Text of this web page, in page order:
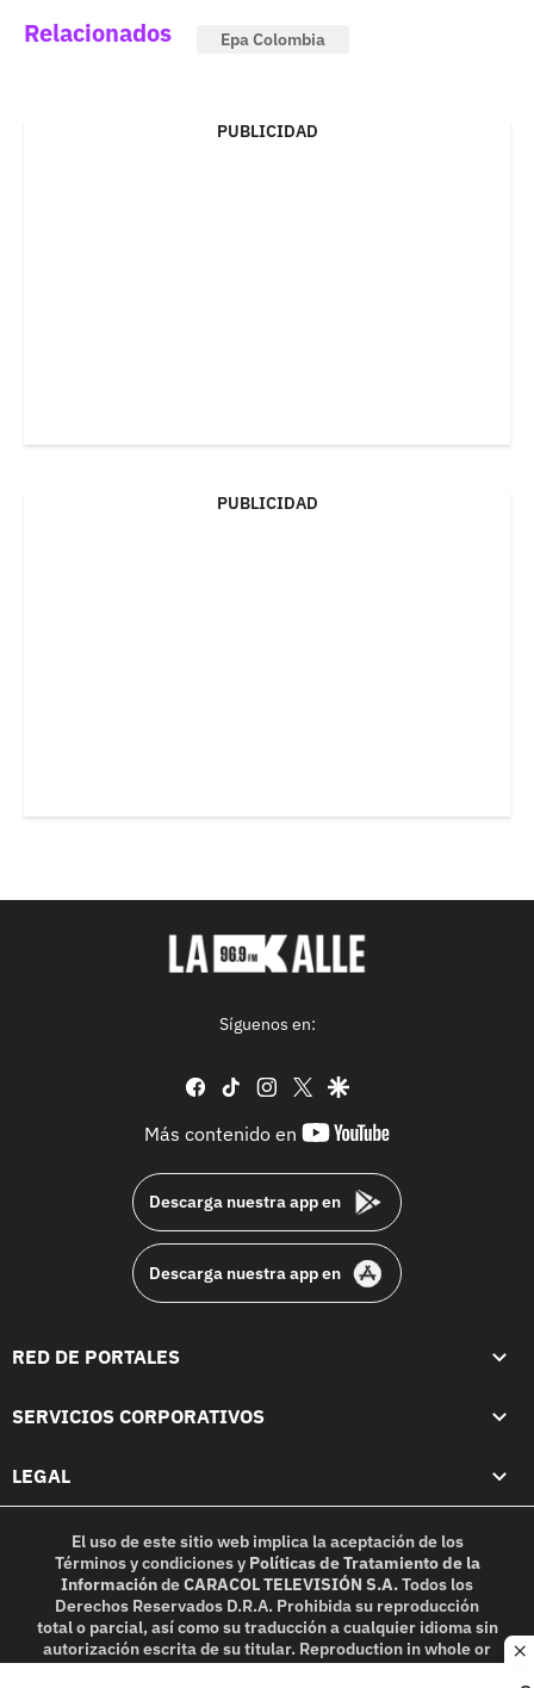
Relacionados Epa Colombia
PUBLICIDAD
PUBLICIDAD
Síguenos en:
facebook
tiktok instagram
twittergoogle
Más contenido en
youtube-
Descarga nuestra app en
Descarga nuestra app en
RED DE PORTALES
SERVICIOS CORPORATIVOS
LEGAL
El uso de este sitio web implica la aceptación de los
Términos y condicionesy Políticas de Tratamiento de la
InformacióndeCARACOL TELEVISIÓN S.A.Todos los
Derechos Reservados D.R.A. Prohibida su reproducción
total o parcial, así como su traducción a cualquier idioma sin
autorización escrita de su titular. Reproduction in whole or